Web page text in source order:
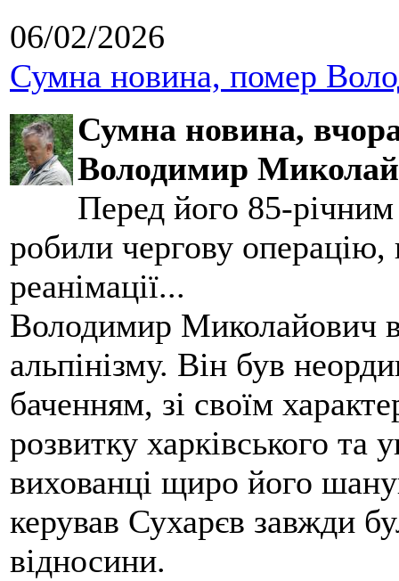
06/02/2026
Сумна новина, помер
Сумна новина,
Володимир
Перед його 85-
робили чергову операцію,
реанімації...
Володимир Миколайович
альпінізму. Він був
баченням, зі своїм
розвитку харківського та
вихованці щиро його
керував Сухарєв завжди
відносини.